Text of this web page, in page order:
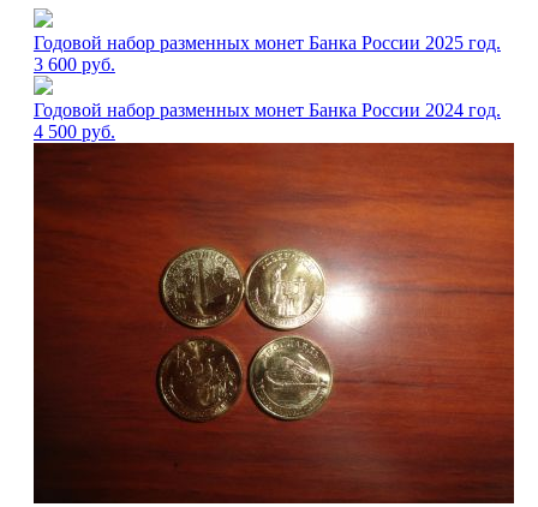
Годовой набор разменных монет Банка России 2025 год.
3 600 руб.
Годовой набор разменных монет Банка России 2024 год.
4 500 руб.